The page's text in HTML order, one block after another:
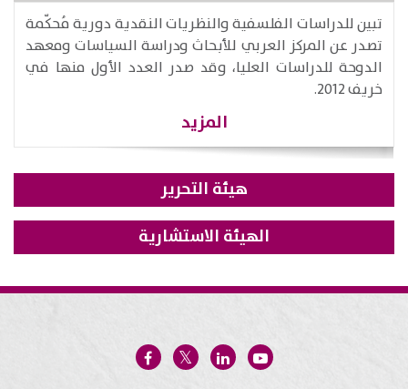
تبين للدراسات الفلسفية والنظريات النقدية دورية مُحكّمة
تصدر عن المركز العربي للأبحاث ودراسة السياسات ومعهد
الدوحة للدراسات العليا، وقد صدر العدد الأول منها في
خريف 2012.
المزيد
هيئة التحرير
الهيئة الاستشارية